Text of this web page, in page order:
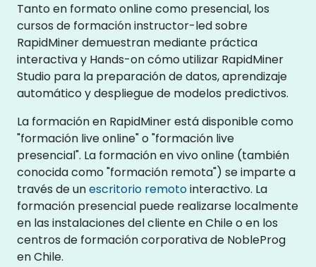
Tanto en formato online como presencial, los
cursos de formación instructor-led sobre
RapidMiner demuestran mediante práctica
interactiva y Hands-on cómo utilizar RapidMiner
Studio para la preparación de datos, aprendizaje
automático y despliegue de modelos predictivos.
La formación en RapidMiner está disponible como
"formación live online" o "formación live
presencial". La formación en vivo online (también
conocida como "formación remota") se imparte a
través de unescritorio remotointeractivo. La
formación presencial puede realizarse localmente
en las instalaciones del cliente en Chile o en los
centros de formación corporativa de NobleProg
en Chile.